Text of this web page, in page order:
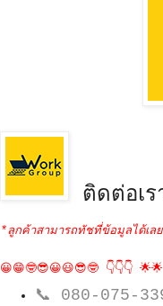
ติดต่อเ
*ลูกค้าสามารถทัชที่ข้อมูลได้เล
😀😁🤓😎😀😃😎🤓 👇👇👇 🌟🌟
📞 080-075-